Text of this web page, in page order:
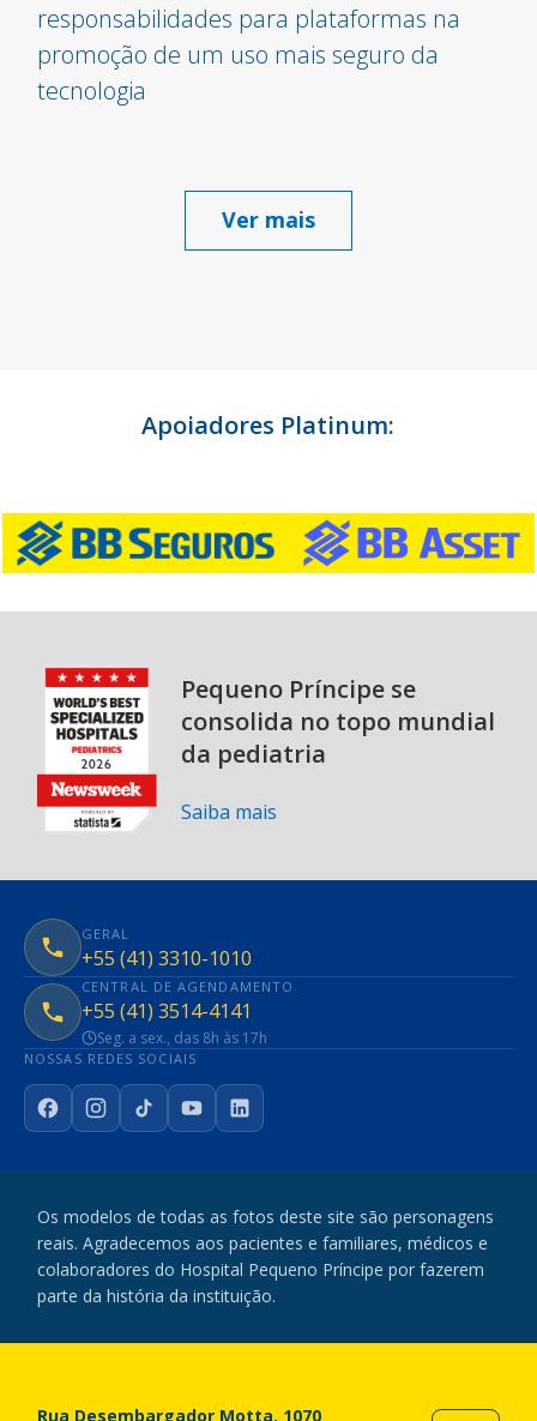
responsabilidades para plataformas na
promoção de um uso mais seguro da
tecnologia
Ver mais
Apoiadores Platinum:
Pequeno Príncipe se
consolida no topo mundial
da pediatria
Saiba mais
GERAL
+55 (41) 3310-1010
CENTRAL DE AGENDAMENTO
+55 (41) 3514-4141
Seg. a sex., das 8h às 17h
NOSSAS REDES SOCIAIS
FacebookInstagram
TikTokYouTubeLinkedIn
Os modelos de todas as fotos deste site são personagens
reais. Agradecemos aos pacientes e familiares, médicos e
colaboradores do Hospital Pequeno Príncipe por fazerem
parte da história da instituição.
Rua Desembargador Motta, 1070